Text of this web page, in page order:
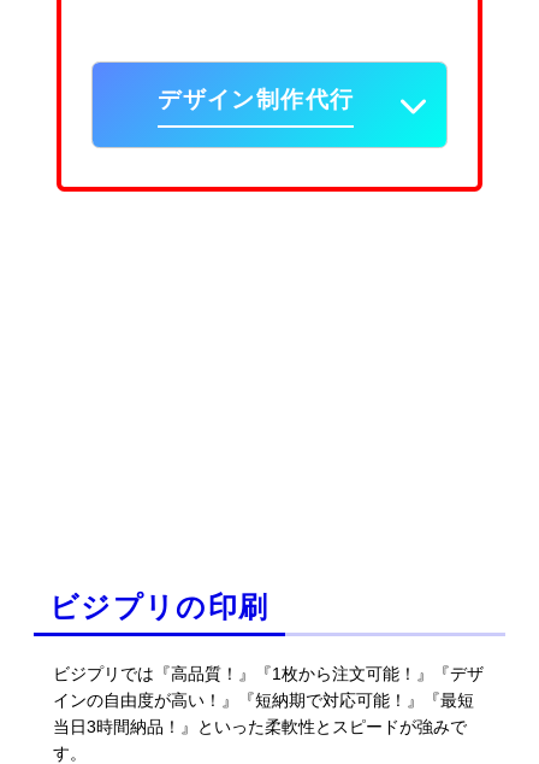
デザイン制作代行
ビジプリの印刷
ビジプリでは『高品質！』『1枚から注文可能！』『デザ
インの自由度が高い！』『短納期で対応可能！』『最短
当日3時間納品！』といった柔軟性とスピードが強みで
す。